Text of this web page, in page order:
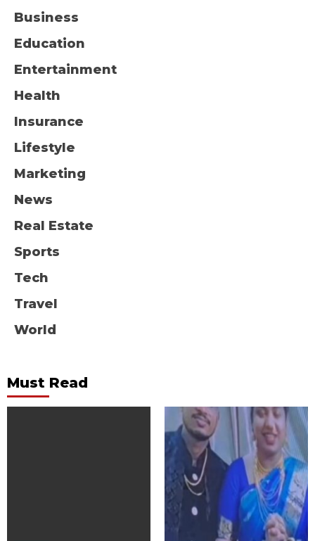
Business
Education
Entertainment
Health
Insurance
Lifestyle
Marketing
News
Real Estate
Sports
Tech
Travel
World
Must Read